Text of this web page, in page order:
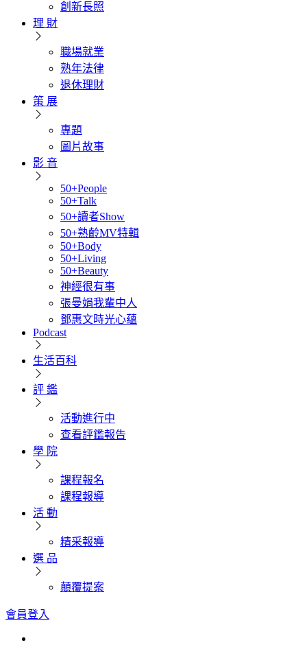
創新長照
理 財
職場就業
熟年法律
退休理財
策 展
專題
圖片故事
影 音
50+People
50+Talk
50+讀者Show
50+熟齡MV特輯
50+Body
50+Living
50+Beauty
神經很有事
張曼娟我輩中人
鄧惠文時光心蘊
Podcast
生活百科
評 鑑
活動進行中
查看評鑑報告
學 院
課程報名
課程報導
活 動
精采報導
選 品
顛覆提案
會員登入